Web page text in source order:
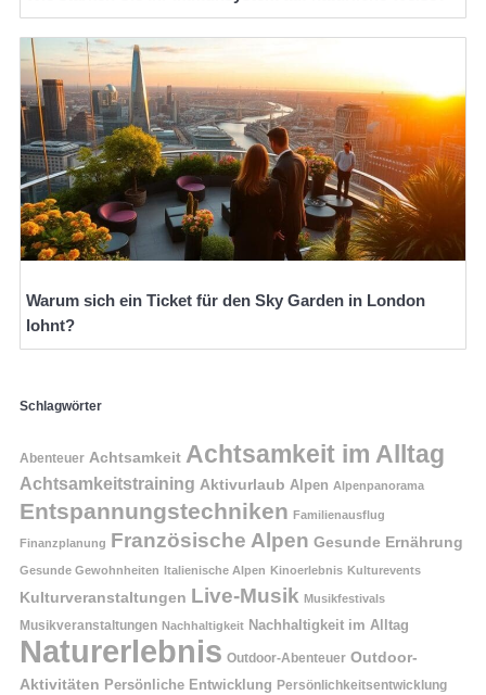
Warum sich ein Ticket für den Sky Garden in London
lohnt?
Schlagwörter
Abenteuer Achtsamkeit Achtsamkeit im Alltag
Achtsamkeitstraining Aktivurlaub Alpen Alpenpanorama
Entspannungstechniken Familienausflug
Finanzplanung Französische Alpen Gesunde Ernährung
Gesunde Gewohnheiten Italienische Alpen Kinoerlebnis Kulturevents
Kulturveranstaltungen Live-Musik Musikfestivals
Musikveranstaltungen Nachhaltigkeit Nachhaltigkeit im Alltag
Naturerlebnis Outdoor-Abenteuer Outdoor-
Aktivitäten Persönliche Entwicklung Persönlichkeitsentwicklung